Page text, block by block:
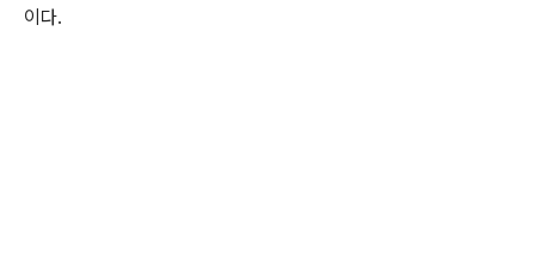
이다.